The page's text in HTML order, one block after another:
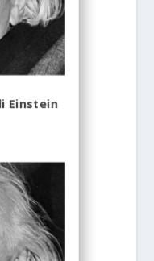
Einstein